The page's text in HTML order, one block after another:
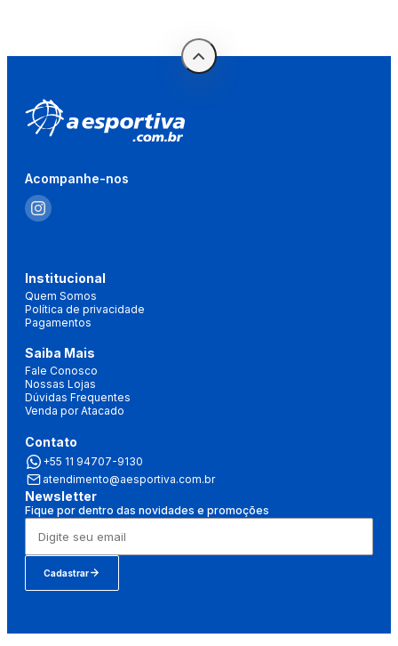
Acompanhe-nos
Institucional
Quem Somos
Política de privacidade
Pagamentos
Saiba Mais
Fale Conosco
Nossas Lojas
Dúvidas Frequentes
Venda por Atacado
Contato
+55 11 94707-9130
atendimento@aesportiva.com.br
Newsletter
Fique por dentro das novidades e promoções
Cadastrar